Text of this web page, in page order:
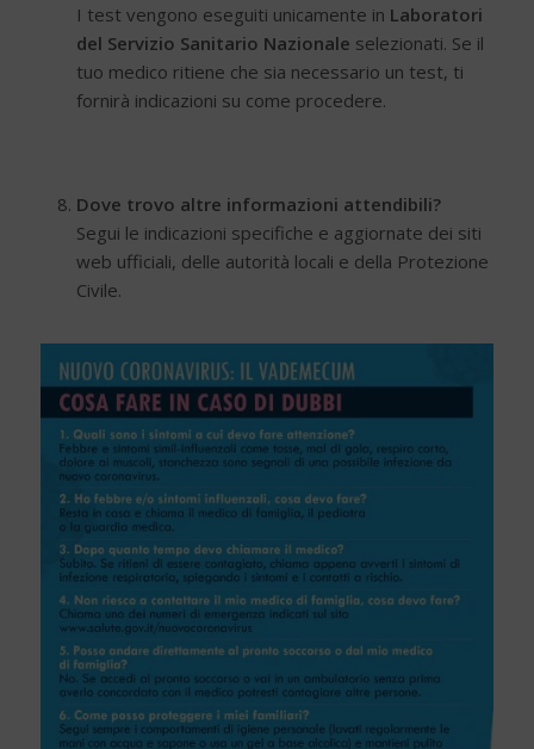
I test vengono eseguiti unicamente in Laboratori
del Servizio Sanitario Nazionale selezionati. Se il
tuo medico ritiene che sia necessario un test, ti
fornirà indicazioni su come procedere.
Dove trovo altre informazioni attendibili?
Segui le indicazioni specifiche e aggiornate dei siti
web ufficiali, delle autorità locali e della Protezione
Civile.